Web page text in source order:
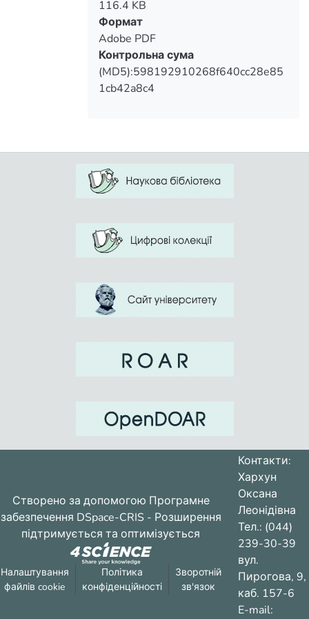
116.4 KB
Формат
Adobe PDF
Контрольна сума
(MD5):598192910268f640cc28e85
1cb42a8c4
Створено за допомогою Програмне
забезпечення DSpace-CRIS - Розширення
підтримується та оптимізується
Налаштування
файлів cookie
Політика
конфіденційності
Зворотній
зв'язок
Контакти:
Хархун
Оксана
Леонідівна
Тел.: (044)
239-30-39
вул.
Пирогова, 9,
каб. 157-6
E-mail: